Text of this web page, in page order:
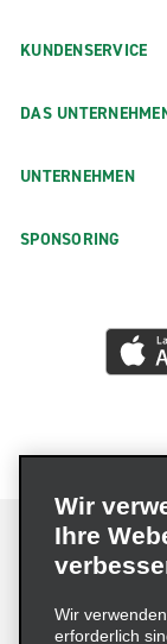
KUNDENSERVICE
DAS
UNTERNEHMEN
SPONSORING
Impressum
Wir
Ihre
Wir
erforderlich